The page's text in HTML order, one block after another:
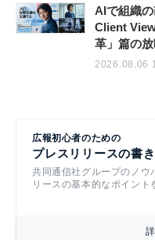
AIで組織
Client
革」篇の
2026.08.06
広報初心者のための
プレスリリースの書
共同通信社グループのノウ
リースの基本的なポイント